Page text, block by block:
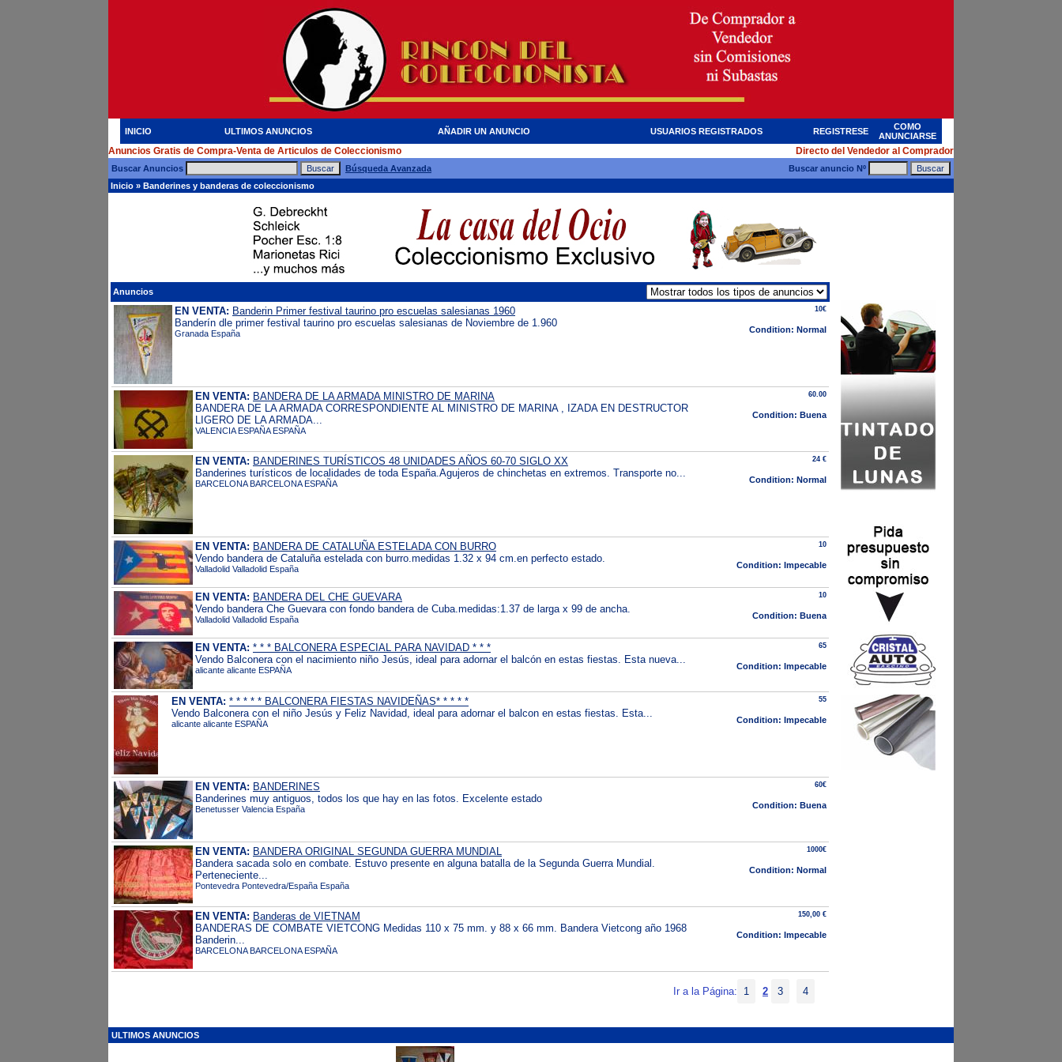
INICIO ULTIMOS ANUNCIOS AÑADIR UN ANUNCIO USUARIOS REGISTRADOS REGISTRESE
COMO
ANUNCIARSE
Anuncios Gratis de Compra-Venta de Articulos de Coleccionismo Directo del Vendedor al Comprador
Buscar Anuncios Búsqueda Avanzada
Buscar anuncio Nº
Inicio » Banderines y banderas de coleccionismo
Anuncios
EN VENTA: Banderin Primer festival taurino pro escuelas salesianas 1960
Banderín dle primer festival taurino pro escuelas salesianas de Noviembre de 1.960
Granada España
10€
Condition: Normal
EN VENTA: BANDERA DE LA ARMADA MINISTRO DE MARINA
BANDERA DE LA ARMADA CORRESPONDIENTE AL MINISTRO DE MARINA , IZADA EN DESTRUCTOR
LIGERO DE LA ARMADA...
VALENCIA ESPAÑA ESPAÑA
60.00
Condition: Buena
EN VENTA: BANDERINES TURÍSTICOS 48 UNIDADES AÑOS 60-70 SIGLO XX
Banderines turísticos de localidades de toda España.Agujeros de chinchetas en extremos. Transporte no...
BARCELONA BARCELONA ESPAÑA
24 €
Condition: Normal
EN VENTA: BANDERA DE CATALUÑA ESTELADA CON BURRO
Vendo bandera de Cataluña estelada con burro.medidas 1.32 x 94 cm.en perfecto estado.
Valladolid Valladolid España
10
Condition: Impecable
EN VENTA: BANDERA DEL CHE GUEVARA
Vendo bandera Che Guevara con fondo bandera de Cuba.medidas:1.37 de larga x 99 de ancha.
Valladolid Valladolid España
10
Condition: Buena
EN VENTA: * * * BALCONERA ESPECIAL PARA NAVIDAD * * *
Vendo Balconera con el nacimiento niño Jesús, ideal para adornar el balcón en estas fiestas. Esta nueva...
alicante alicante ESPAÑA
65
Condition: Impecable
EN VENTA: * * * * * BALCONERA FIESTAS NAVIDEÑAS* * * * *
Vendo Balconera con el niño Jesús y Feliz Navidad, ideal para adornar el balcon en estas fiestas. Esta...
alicante alicante ESPAÑA
55
Condition: Impecable
EN VENTA: BANDERINES
Banderines muy antiguos, todos los que hay en las fotos. Excelente estado
Benetusser Valencia España
60€
Condition: Buena
EN VENTA: BANDERA ORIGINAL SEGUNDA GUERRA MUNDIAL
Bandera sacada solo en combate. Estuvo presente en alguna batalla de la Segunda Guerra Mundial.
Perteneciente...
Pontevedra Pontevedra/España España
1000€
Condition: Normal
EN VENTA: Banderas de VIETNAM
BANDERAS DE COMBATE VIETCONG Medidas 110 x 75 mm. y 88 x 66 mm. Bandera Vietcong año 1968
Banderin...
BARCELONA BARCELONA ESPAÑA
150,00 €
Condition: Impecable
Ir a la Página: 1 2 3 4
ULTIMOS ANUNCIOS